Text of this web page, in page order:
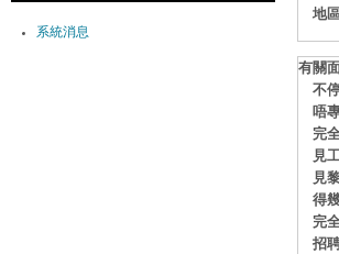
地
有關
不
唔
完
見
見
得
完
招
系統消息